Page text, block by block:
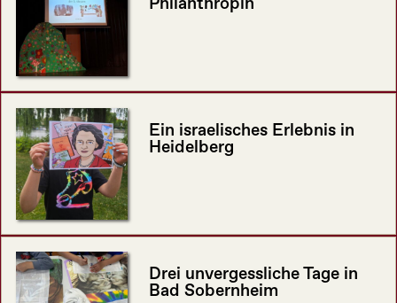
Ein israelisches Erlebnis in
Heidelberg
Drei unvergessliche Tage in
Bad Sobernheim